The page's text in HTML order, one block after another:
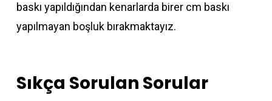
baskı yapıldığından kenarlarda birer cm baskı
yapılmayan boşluk bırakmaktayız.
Sıkça Sorulan Sorular